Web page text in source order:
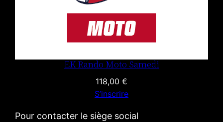
EK Rando Moto Samedi
118,00 €
S’inscrire
Pour contacter le siège social